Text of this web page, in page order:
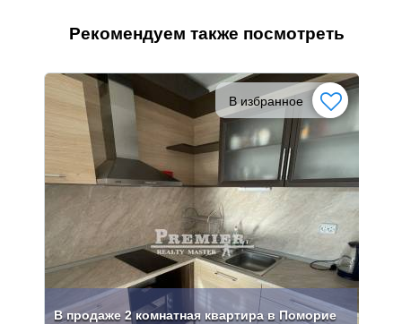
Рекомендуем также посмотреть
В избранное
В продаже 2 комнатная квартира в Поморие